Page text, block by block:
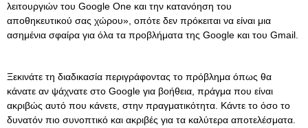
λειτουργιών του Google One και την κατανόηση του
αποθηκευτικού σας χώρου», οπότε δεν πρόκειται να είναι μια
ασημένια σφαίρα για όλα τα προβλήματα της Google και του Gmail.
Ξεκινάτε τη διαδικασία περιγράφοντας το πρόβλημα όπως θα
κάνατε αν ψάχνατε στο Google για βοήθεια, πράγμα που είναι
ακριβώς αυτό που κάνετε, στην πραγματικότητα. Κάντε το όσο το
δυνατόν πιο συνοπτικό και ακριβές για τα καλύτερα αποτελέσματα.